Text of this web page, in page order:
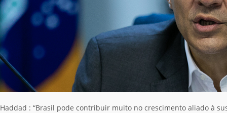
Haddad : “Brasil pode contribuir muito no crescimento aliado à